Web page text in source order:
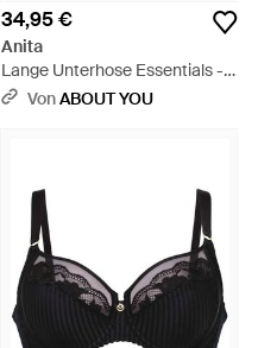
34,95 €
Anita
Lange Unterhose Essentials -
Natur
VonABOUT YOU